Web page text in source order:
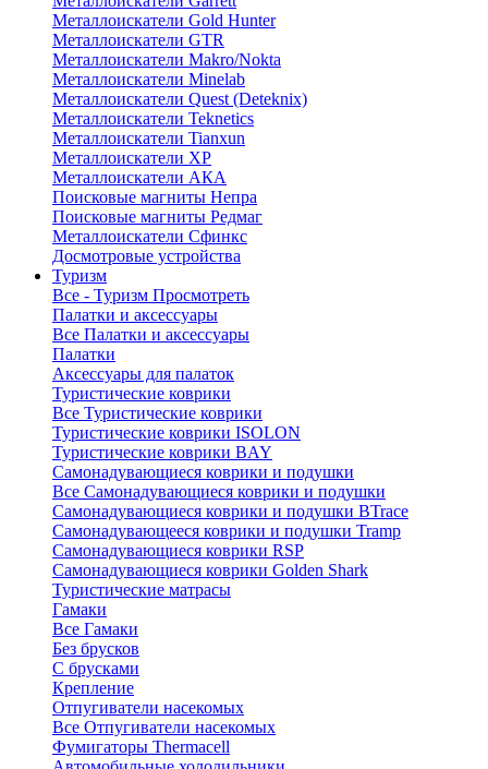
Металлоискатели Gold Hunter
Металлоискатели GTR
Металлоискатели Makro/Nokta
Металлоискатели Minelab
Металлоискатели Quest (Deteknix)
Металлоискатели Teknetics
Металлоискатели Tianxun
Металлоискатели XP
Металлоискатели АКА
Поисковые магниты Непра
Поисковые магниты Редмаг
Металлоискатели Сфинкс
Досмотровые устройства
Туризм
Все - Туризм Просмотреть
Палатки и аксессуары
Все Палатки и аксессуары
Палатки
Аксессуары для палаток
Туристические коврики
Все Туристические коврики
Туристические коврики ISOLON
Туристические коврики BAY
Самонадувающиеся коврики и подушки
Все Самонадувающиеся коврики и подушки
Самонадувающиеся коврики и подушки BTrace
Самонадувающееся коврики и подушки Tramp
Самонадувающиеся коврики RSP
Самонадувающиеся коврики Golden Shark
Туристические матрасы
Гамаки
Все Гамаки
Без брусков
С брусками
Крепление
Отпугиватели насекомых
Все Отпугиватели насекомых
Фумигаторы Thermacell